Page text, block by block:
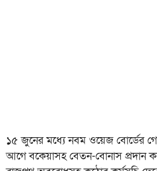
১৫ জুনের মধ্যে নবম ওয়েজ বোর্ডের
আগে বকেয়াসহ বেতন-বোনাস প্রদান